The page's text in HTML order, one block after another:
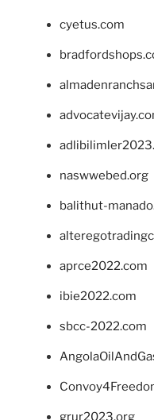
cyetus.com
naswwebed.org
balithut-
aprce2022.com
ibie2022.com
sbcc-2022.com
grur2023.org